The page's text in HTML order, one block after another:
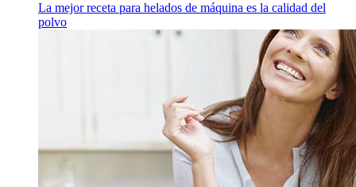
La mejor receta para helados de máquina es la calidad del
polvo